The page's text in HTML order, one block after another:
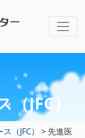
JFC）
（JFC） > 先進医